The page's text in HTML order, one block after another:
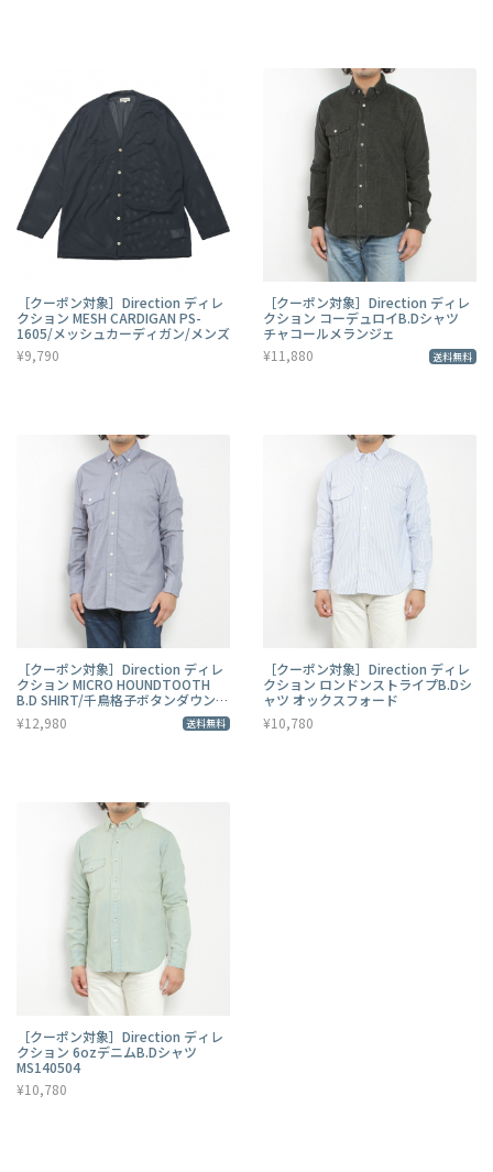
［クーポン対象］Direction ディレ
クション MESH CARDIGAN PS-
1605/メッシュカーディガン/メンズ
¥9,790
［クーポン対象］Direction ディレ
クション コーデュロイB.Dシャツ
チャコールメランジェ
¥11,880
送料無料
［クーポン対象］Direction ディレ
クション MICRO HOUNDTOOTH
B.D SHIRT/千鳥格子ボタンダウンシ
ャツ
¥12,980 送料無料
［クーポン対象］Direction ディレ
クション ロンドンストライプB.Dシ
ャツ オックスフォード
¥10,780
［クーポン対象］Direction ディレ
クション 6ozデニムB.Dシャツ
MS140504
¥10,780